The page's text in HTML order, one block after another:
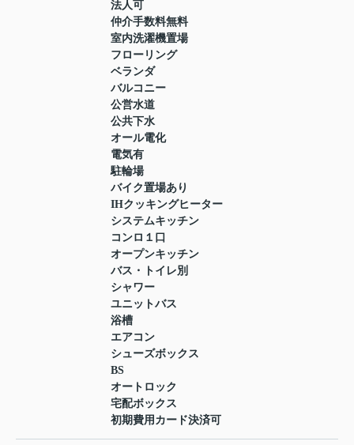
法人可
仲介手数料無料
室内洗濯機置場
フローリング
ベランダ
バルコニー
公営水道
公共下水
オール電化
電気有
駐輪場
バイク置場あり
IHクッキングヒーター
システムキッチン
コンロ１口
オープンキッチン
バス・トイレ別
シャワー
ユニットバス
浴槽
エアコン
シューズボックス
BS
オートロック
宅配ボックス
初期費用カード決済可